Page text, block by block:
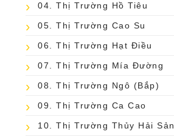
04. Thị Trường Hồ Tiêu
05. Thị Trường Cao Su
06. Thị Trường Hạt Điều
07. Thị Trường Mía Đường
08. Thị Trường Ngô (bắp)
09. Thị Trường Ca Cao
10. Thị Trường Thủy Hải Sản